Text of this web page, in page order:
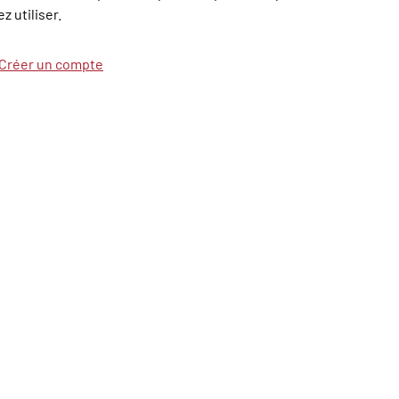
utiliser.
Créer un compte